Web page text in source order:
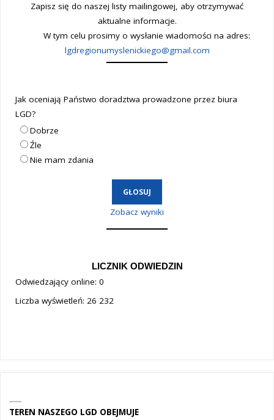
Zapisz się do naszej listy mailingowej, aby otrzymywać
aktualne informacje.
W tym celu prosimy o wysłanie wiadomości na adres:
lgdregionumyslenickiego@gmail.com
Jak oceniają Państwo doradztwa prowadzone przez biura
LGD?
Dobrze
Źle
Nie mam zdania
Zobacz wyniki
LICZNIK ODWIEDZIN
Odwiedzający online: 0
Liczba wyświetleń: 26 232
TEREN NASZEGO LGD OBEJMUJE